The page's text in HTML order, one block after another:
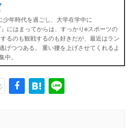
少年時代を過ごし、大学在学中に
』にはまってからは、すっかりeスポーツの
るのも観戦するのも好きだが、最近はラン
げつつある。 重い腰を上げさせてくれるよ
中。